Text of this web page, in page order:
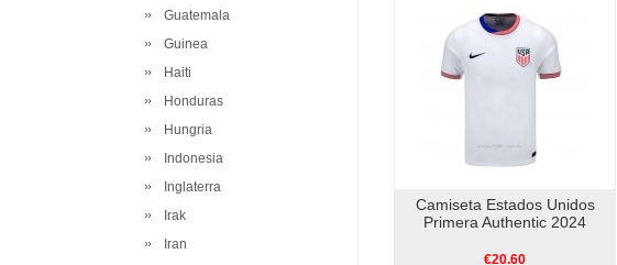
Guatemala
Guinea
Haiti
Honduras
Hungria
Indonesia
Inglaterra
Irak
Iran
Camiseta Estados Unidos
Primera Authentic 2024
€20.60